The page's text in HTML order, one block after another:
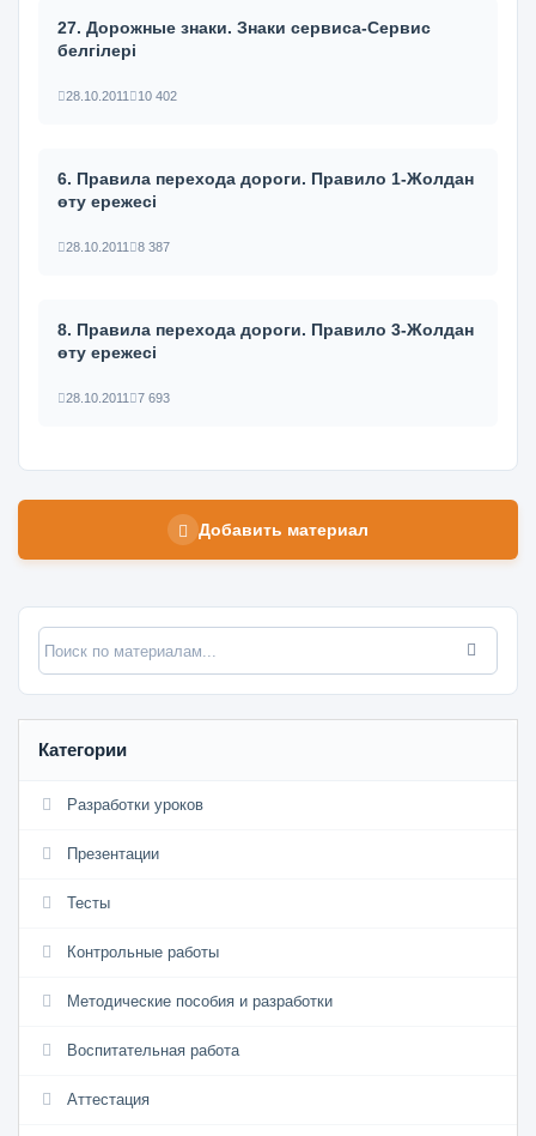
27. Дорожные знаки. Знаки сервиса-Сервис
белгілері
28.10.2011 10 402
6. Правила перехода дороги. Правило 1-Жолдан
өту ережесі
28.10.2011 8 387
8. Правила перехода дороги. Правило 3-Жолдан
өту ережесі
28.10.2011 7 693
Добавить материал
Категории
Разработки уроков
Презентации
Тесты
Контрольные работы
Методические пособия и разработки
Воспитательная работа
Аттестация